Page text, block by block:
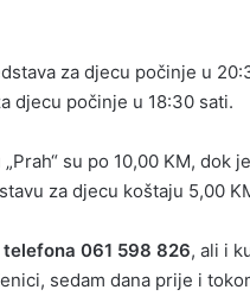
za djecu počinje u
djecu počinje u 18:30 sati.
su po 10,00 KM, dok
za djecu koštaju 5,00
061 598 826, ali i
sedam dana prije i